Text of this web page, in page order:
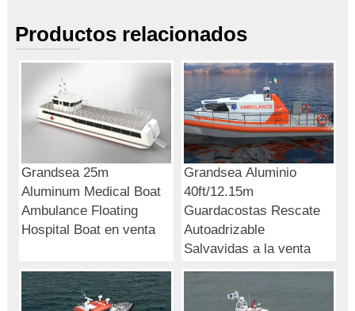
Productos relacionados
Grandsea 25m
Aluminum Medical Boat
Ambulance Floating
Hospital Boat en venta
Grandsea Aluminio
40ft/12.15m
Guardacostas Rescate
Autoadrizable
Salvavidas a la venta